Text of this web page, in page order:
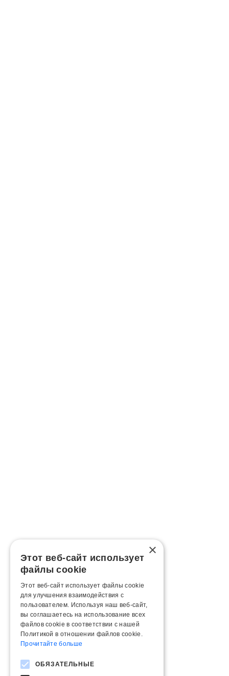
×
Этот веб-сайт использует
файлы cookie
Этот веб-сайт использует файлы cookie
для улучшения взаимодействия с
пользователем. Используя наш веб-сайт,
вы соглашаетесь на использование всех
файлов cookie в соответствии с нашей
Политикой в ​​отношении файлов cookie.
Прочитайте больше
ОБЯЗАТЕЛЬНЫЕ